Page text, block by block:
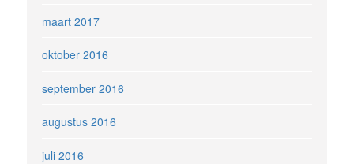
maart 2017
oktober 2016
september 2016
augustus 2016
juli 2016